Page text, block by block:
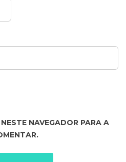
NAVEGADOR PARA A